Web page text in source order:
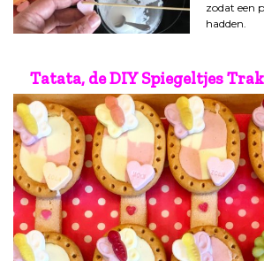
zodat een
hadden.
Tatata, de DIY Spiegeltjes